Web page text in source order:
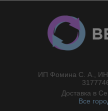
ИП Фомина С. А.,
Доставка в
Все